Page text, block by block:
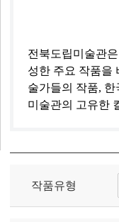
전북도립미술관
성한 주요 작품을
술가들의 작품,
미술관의 고유한
작품유형